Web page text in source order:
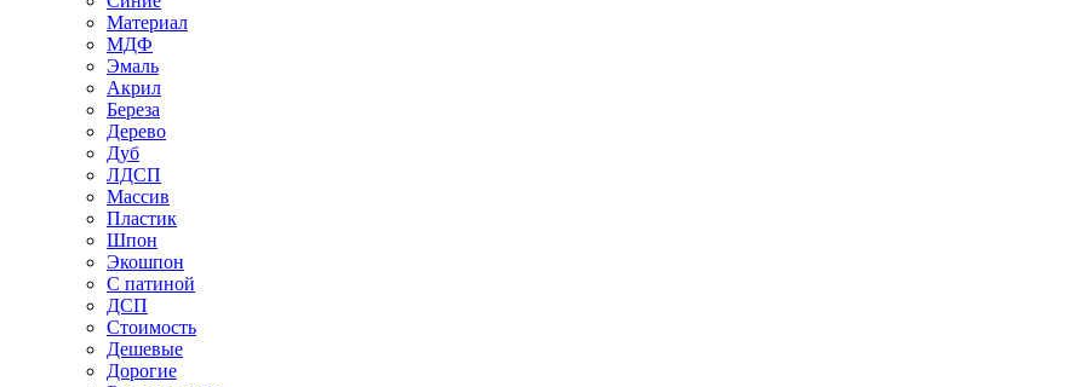
Материал
МДФ
Эмаль
Акрил
Береза
Дерево
Дуб
ЛДСП
Массив
Пластик
Шпон
Экошпон
С патиной
ДСП
Стоимость
Дешевые
Дорогие